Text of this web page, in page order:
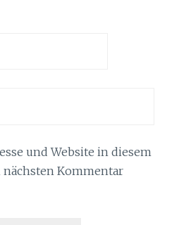
und Website in diesem
Kommentar